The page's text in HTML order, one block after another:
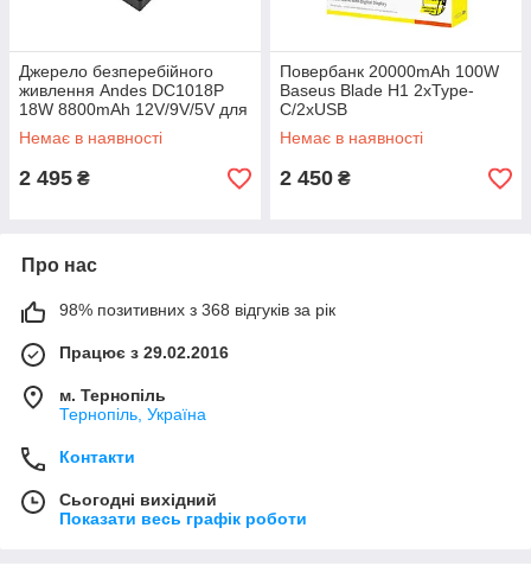
Джерело безперебійного
живлення Andes DC1018P
18W 8800mAh 12V/9V/5V для
роутера
Немає в наявності
2 495 ₴
Повербанк 20000mAh 100W
Baseus Blade H1 2xType-
C/2xUSB
Немає в наявності
2 450 ₴
Про нас
98% позитивних з 368 відгуків за рік
Працює з 29.02.2016
м. Тернопіль
Тернопіль, Україна
Контакти
Сьогодні вихідний
Показати весь графік роботи